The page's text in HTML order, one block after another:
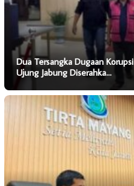
Dua Tersangka Dugaan
Ujung Jabung Diserahka…